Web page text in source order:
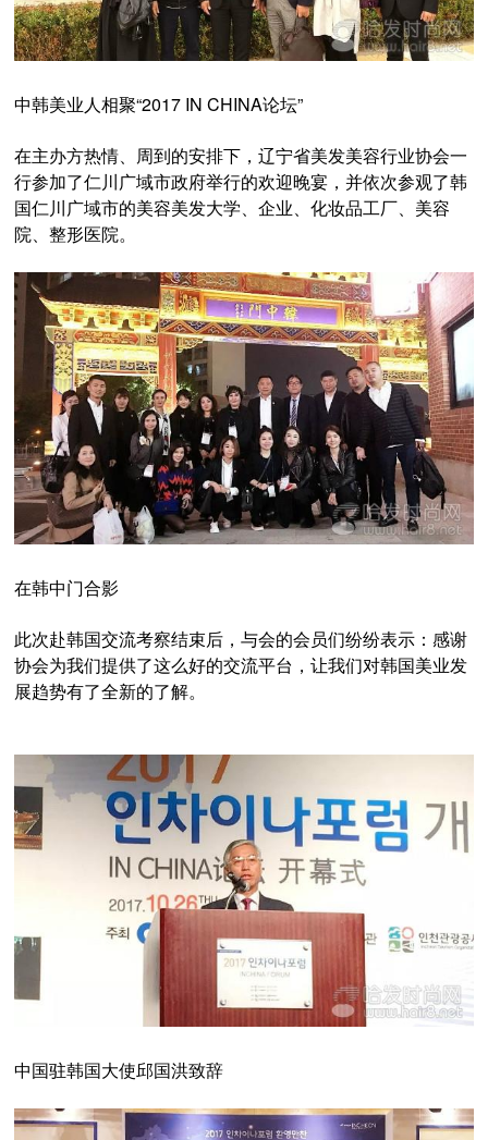
中韩美业人相聚“2017 IN CHINA论坛”
在主办方热情、周到的安排下，辽宁省美发美容行业协会一
行参加了仁川广域市政府举行的欢迎晚宴，并依次参观了韩
国仁川广域市的美容美发大学、企业、化妆品工厂、美容
院、整形医院。
在韩中门合影
此次赴韩国交流考察结束后，与会的会员们纷纷表示：感谢
协会为我们提供了这么好的交流平台，让我们对韩国美业发
展趋势有了全新的了解。
中国驻韩国大使邱国洪致辞